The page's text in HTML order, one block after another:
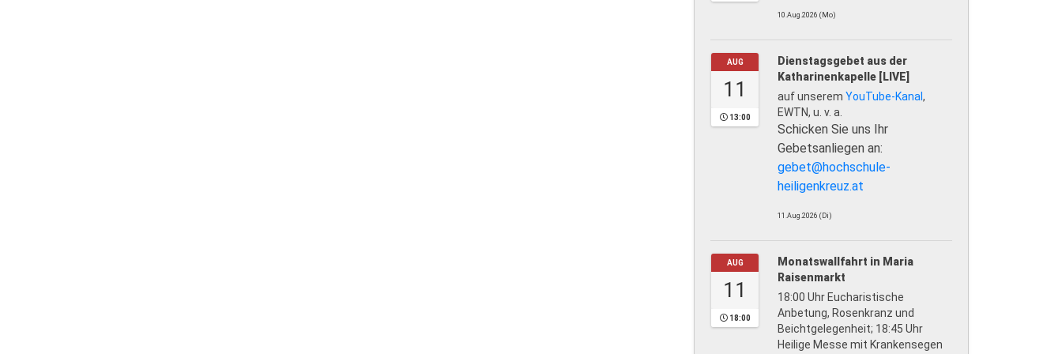
10.Aug.2026 (Mo)
AUG
11
13:00
Dienstagsgebet aus der
Katharinenkapelle [LIVE]
auf unserem YouTube-Kanal ,
EWTN, u. v. a.
Schicken Sie uns Ihr
Gebetsanliegen an:
gebet@hochschule-
heiligenkreuz.at
11.Aug.2026 (Di)
AUG
11
18:00
Monatswallfahrt in Maria
Raisenmarkt
18:00 Uhr Eucharistische
Anbetung, Rosenkranz und
Beichtgelegenheit; 18:45 Uhr
Heilige Messe mit Krankensegen